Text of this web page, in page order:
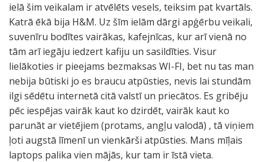
ielā šim veikalam ir atvēlēts vesels, teiksim pat kvartāls.
Katrā ēkā bija H&M. Uz šīm ielām dārgi apģērbu veikali,
suvenīru bodītes vairākas, kafejnīcas, kur arī vienā no
tām arī iegāju iedzert kafiju un sasildīties. Visur
lielākoties ir pieejams bezmaksas WI-FI, bet nu tas man
nebija būtiski jo es braucu atpūsties, nevis lai stundām
ilgi sēdētu internetā citā valstī un priecātos. Es gribēju
pēc iespējas vairāk kaut ko dzirdēt, vairāk kaut ko
parunāt ar vietējiem (protams, angļu valodā) , tā viņiem
ļoti augstā līmenī un vienkārši atpūsties. Mans mīļais
laptops palika vien mājās, kur tam ir īstā vieta.